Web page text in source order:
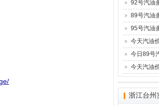
92号汽油
12月4日）
89号汽油
12月4日)
95号汽油
12月4日)
今天汽油
(2017年
今日89号
年11月29
今天汽油
浙江台州